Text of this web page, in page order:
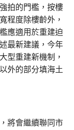
拍的門檻，按樓
程度除樓齡外，
應適用於重建迫
最新建議，今年
型重建新機制，
外的部分填海土
將會繼續聯同市